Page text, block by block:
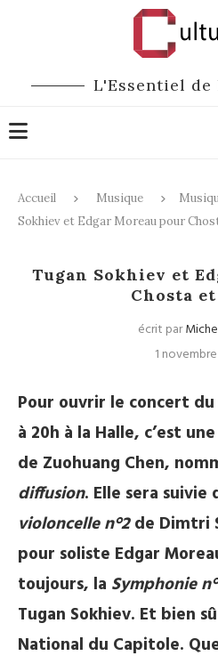
L'Essentiel
Accueil Musique
Sokhiev et Edgar Moreau pour
Tugan Sokhiev et
Chosta
écrit par
1
Pour ouvrir le concert
à 20h à la Halle, c’est
de Zuohuang Chen,
diffusion. Elle sera suivie
violoncelle n°2de Dimtri
pour soliste Edgar
toujours, la Symphonie
Tugan Sokhiev. Et bien
National du Capitole.